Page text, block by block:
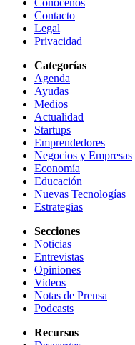
Contacto
Legal
Privacidad
Categorías
Agenda
Ayudas
Medios
Actualidad
Startups
Emprendedores
Negocios y Empresas
Economía
Educación
Nuevas Tecnologías
Estrategias
Secciones
Noticias
Entrevistas
Opiniones
Videos
Notas de Prensa
Podcasts
Recursos